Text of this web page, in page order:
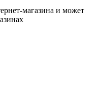
магазина и может